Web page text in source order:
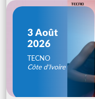
3 Août
2026
TECNO
Côte d'Ivoire